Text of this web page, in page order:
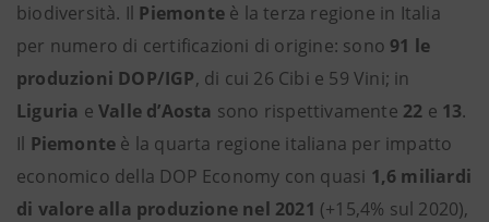
biodiversità. Il Piemonte è la terza regione in Italia
per numero di certificazioni di origine: sono 91 le
produzioni DOP/IGP, di cui 26 Cibi e 59 Vini; in
Liguria eValle d’Aosta sono rispettivamente 22 e 13.
Il Piemonte è la quarta regione italiana per impatto
economico della DOP Economy con quasi 1,6 miliardi
di valore alla produzione nel 2021 (+15,4% sul 2020),